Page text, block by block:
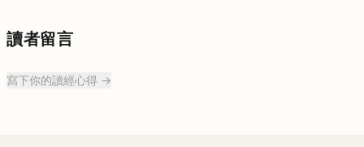
讀者留言
寫下你的讀經心得 →